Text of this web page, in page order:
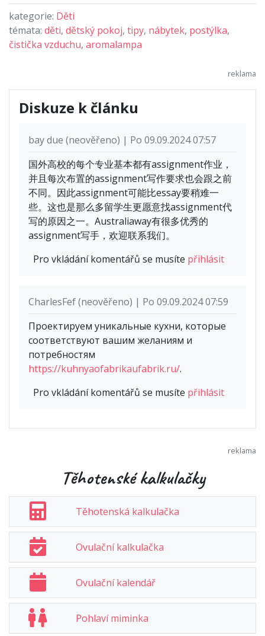
kategorie: Děti
témata: děti, dětský pokoj, tipy, nábytek, postýlka,
čistička vzduchu, aromalampa
Diskuze k článku
bay due (neověřeno) | Po 09.09.2024 07:57
国外高校的每个专业基本都有assignment作业，
并且每次布置的assignment写作要求也会跟之前
不同。因此assignment可能比essay要稍难一
些。这也是那么多留学生更愿意找assignment代
写的原因之一。Australiaway有很多优秀的
assignment写手，欢迎联系我们。
Pro vkládání komentářů se musíte přihlásit
CharlesFef (neověřeno) | Po 09.09.2024 07:59
Проектируем уникальные кухни, которые
соответствуют вашим желаниям и
потребностям
https://kuhnyaofabrikaufabrik.ru/.
Pro vkládání komentářů se musíte přihlásit
Těhotenské kalkulačky
Těhotenská kalkulačka
Ovulační kalkulačka
Ovulační kalendář
Pohlaví miminka